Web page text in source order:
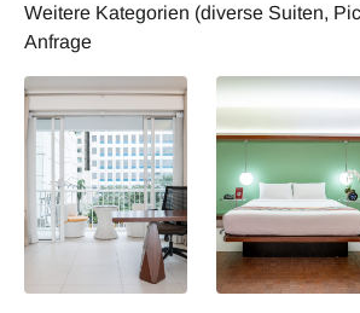
Weitere Kategorien (diverse Suiten,
Anfrage